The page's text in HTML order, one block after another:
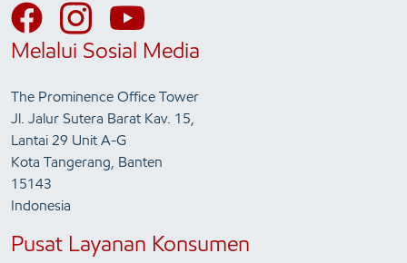
Melalui Sosial Media
The Prominence Office Tower
Jl. Jalur Sutera Barat Kav. 15,
Lantai 29 Unit A-G
Kota Tangerang, Banten
15143
Indonesia
Pusat Layanan Konsumen